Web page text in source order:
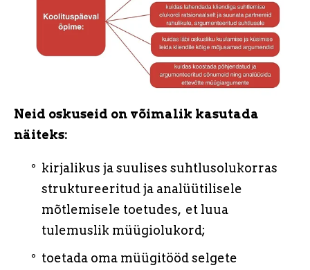
Neid oskuseid on võimalik kasutada
näiteks:
kirjalikus ja suulises suhtlusolukorras
struktureeritud ja analüütilisele
mõtlemisele toetudes, et luua
tulemuslik müügiolukord;
toetada oma müügitööd selgete